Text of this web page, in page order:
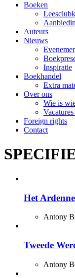
Boeken
Auteurs
Nieuws
Inspiratie
Boekhandel
Extra
Over ons
Wie is
Foreign rights
Contact
Het
Antony
Tweede
Antony